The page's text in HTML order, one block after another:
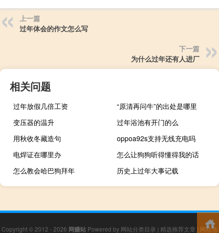
上一篇
过年体会的作文怎么写
下一篇
为什么过年还有人进厂
相关问题
过年放假几倍工资
“原清再问牛”的出处是哪里
变压器的温升
过年浴池有开门的么
用秋收冬藏造句
oppoa92s支持无线充电吗
电焊证在哪里办
怎么让狗狗听得懂得我的话
怎么教会哈巴狗拜年
历史上过年大事记载
Copyright © 2012 - 2026 网赚站 Powered by 网站分类目录 | 精选推荐文章 | 网站地